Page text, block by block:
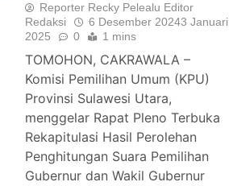
Reporter Recky Pelealu Editor
Redaksi
6 Desember 20243 Januari
2025
0 1 mins
TOMOHON, CAKRAWALA –
Komisi Pemilihan Umum (KPU)
Provinsi Sulawesi Utara,
menggelar Rapat Pleno Terbuka
Rekapitulasi Hasil Perolehan
Penghitungan Suara Pemilihan
Gubernur dan Wakil Gubernur